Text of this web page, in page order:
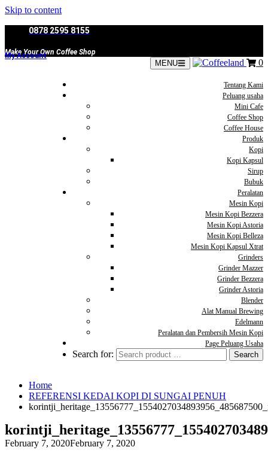
Skip to content
0878 2595 8155
Make Your Own Coffee Shop
My Account
MENU 0
Tentang Kami
Peluang usaha
Mini Cafe
Coffee Shop
Coffee House
Produk
Kopi
Kopi Kapsul
Sirup
Bubuk
Peralatan
Mesin Kopi
Mesin Kopi Bezzera
Mesin Kopi Astoria
Mesin Kopi Belleza
Mesin Kopi Kapsul Xtrat
Grinders
Grinder Mazzer
Grinder Bezzera
Grinder Astoria
Blender
Alat Manual Brewing
Edelmann
Peralatan dan Pembersih Mesin Kopi
Page Peluang Usaha
Search for:
Home
REFERENSI KEDAI KOPI DI SUNGAI PENUH
February 7, 2020February 7, 2020